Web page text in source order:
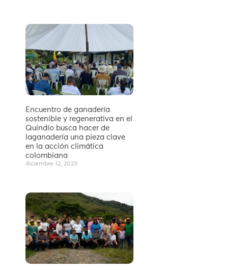
Encuentro de ganadería
sostenible y regenerativa en el
Quindío busca hacer de
laganadería una pieza clave
en la acción climática
colombiana
diciembre 12, 2023